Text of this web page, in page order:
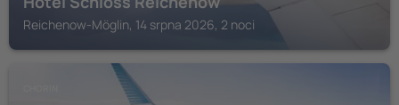
Reichenow-Möglin, 14 srpna 2026, 2 noci